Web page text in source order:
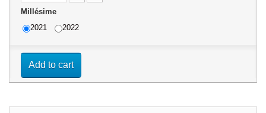
Millésime
2021
2022
Add to cart